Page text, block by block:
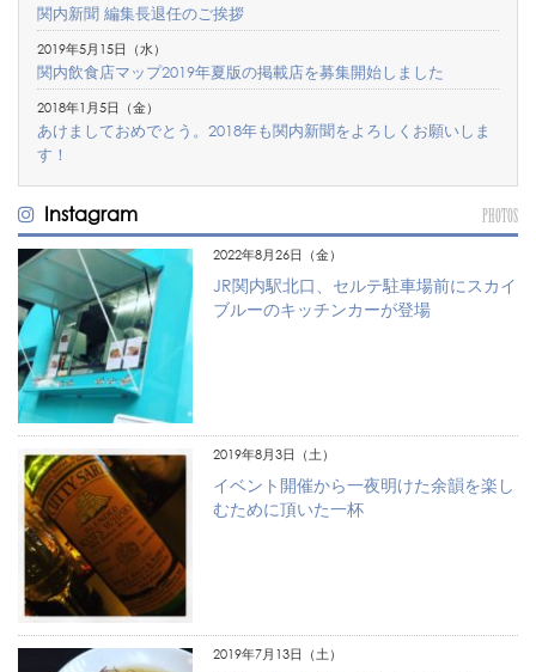
関内新聞 編集長退任のご挨拶
2019年5月15日（水）
関内飲食店マップ2019年夏版の掲載店を募集開始しました
2018年1月5日（金）
あけましておめでとう。2018年も関内新聞をよろしくお願いしま
す！
Instagram PHOTOS
2022年8月26日（金）
JR関内駅北口、セルテ駐車場前にスカイ
ブルーのキッチンカーが登場
2019年8月3日（土）
イベント開催から一夜明けた余韻を楽し
むために頂いた一杯
2019年7月13日（土）